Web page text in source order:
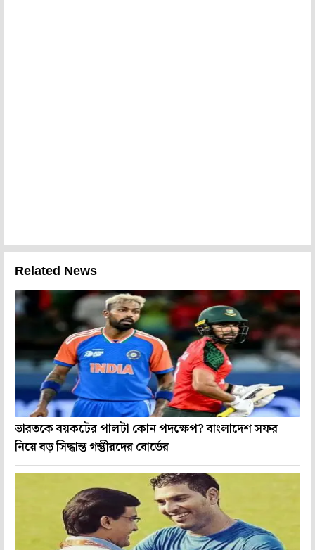
Related News
ভারতকে বয়কটের পালটা কোন পদক্ষেপ? বাংলাদেশ সফর
নিয়ে বড় সিদ্ধান্ত গম্ভীরদের বোর্ডের